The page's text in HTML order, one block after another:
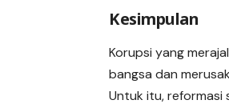
Kesimpulan
Korupsi yang
bangsa dan
Untuk itu,